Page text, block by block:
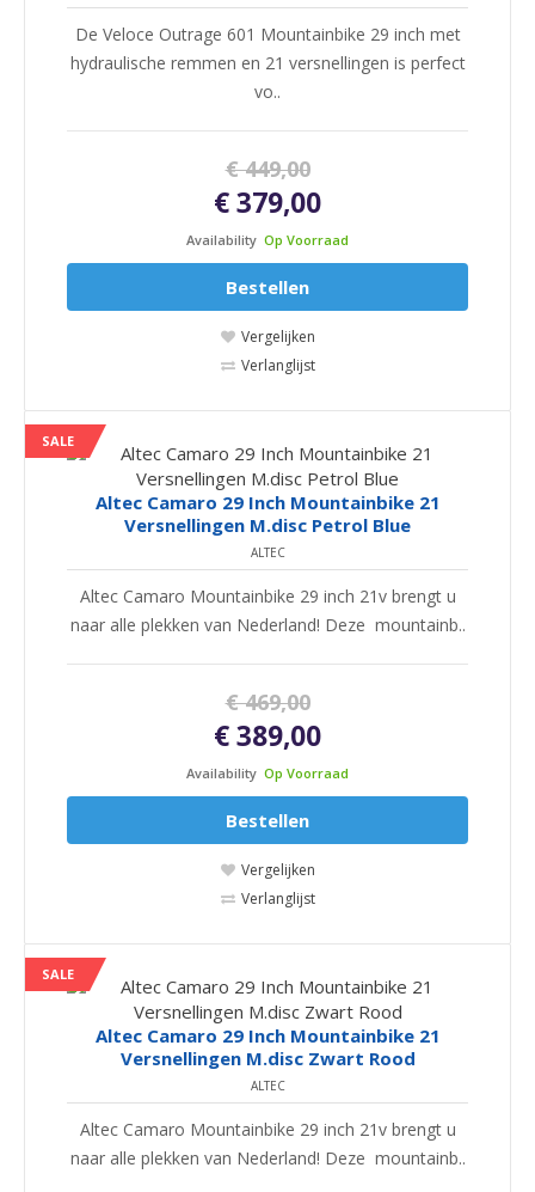
De Veloce Outrage 601 Mountainbike 29 inch met
hydraulische remmen en 21 versnellingen is perfect
vo..
€ 449,00
€ 379,00
Availability Op Voorraad
Bestellen
Vergelijken
Verlanglijst
SALE
Altec Camaro 29 Inch Mountainbike 21
Versnellingen M.disc Petrol Blue
ALTEC
Altec Camaro Mountainbike 29 inch 21v brengt u
naar alle plekken van Nederland! Deze mountainb..
€ 469,00
€ 389,00
Availability Op Voorraad
Bestellen
Vergelijken
Verlanglijst
SALE
Altec Camaro 29 Inch Mountainbike 21
Versnellingen M.disc Zwart Rood
ALTEC
Altec Camaro Mountainbike 29 inch 21v brengt u
naar alle plekken van Nederland! Deze mountainb..